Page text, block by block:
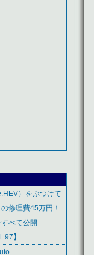
）をぶつけて
修理費45万円！
べて公開
】